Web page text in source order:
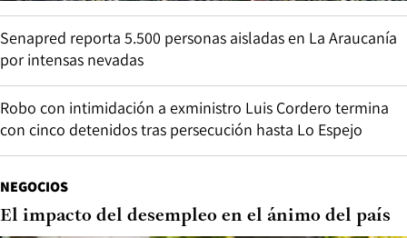
Senapred reporta 5.500 personas aisladas en La Araucanía
por intensas nevadas
Robo con intimidación a exministro Luis Cordero termina
con cinco detenidos tras persecución hasta Lo Espejo
NEGOCIOS
El impacto del desempleo en el ánimo del país